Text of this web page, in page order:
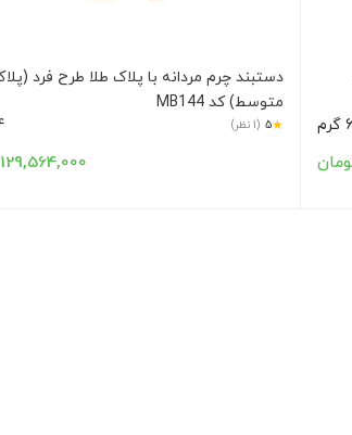
دستبند چرم مردانه با پلاک طلا طرح فرد
متوسط) کد MB144
★
5 (1 نظر) 5.4 گرم
129,564,000 تومان